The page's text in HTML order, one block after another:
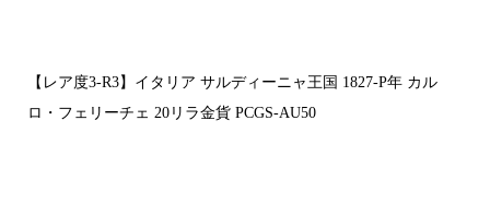
【レア度3-R3】イタリア サルディーニャ王国 1827-P年 カル
ロ・フェリーチェ 20リラ金貨 PCGS-AU50